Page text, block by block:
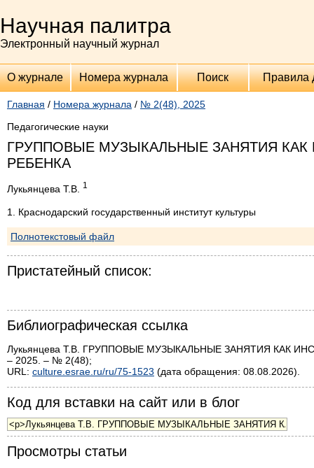
Научная палитра
Электронный научный журнал
О журнале Номера журнала Поиск Правила
Главная / Номера журнала / № 2(48), 2025
Педагогические науки
ГРУППОВЫЕ МУЗЫКАЛЬНЫЕ ЗАНЯТИЯ
РЕБЕНКА
Лукьянцева Т.В. 1
1. Краснодарский государственный институт культуры
Полнотекстовый файл
Пристатейный список:
Библиографическая ссылка
Лукьянцева Т.В. ГРУППОВЫЕ МУЗЫКАЛЬНЫЕ ЗАНЯТИЯ КАК
– 2025. – № 2(48);
URL: culture.esrae.ru/ru/75-1523 (дата обращения: 08.08.2026).
Код для вставки на сайт или в блог
Просмотры статьи